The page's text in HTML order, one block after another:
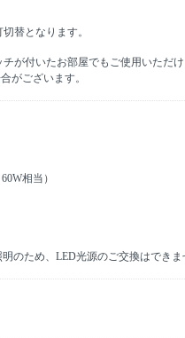
替となります。
が付いたお部屋でもご使用いただ
がございます。
相当）
のため、LED光源のご交換はできま